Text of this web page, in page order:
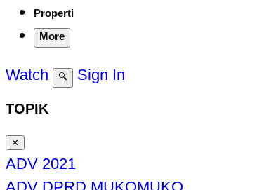
Properti
More
Watch 🔍 Sign In
TOPIK
✕
ADV 2021